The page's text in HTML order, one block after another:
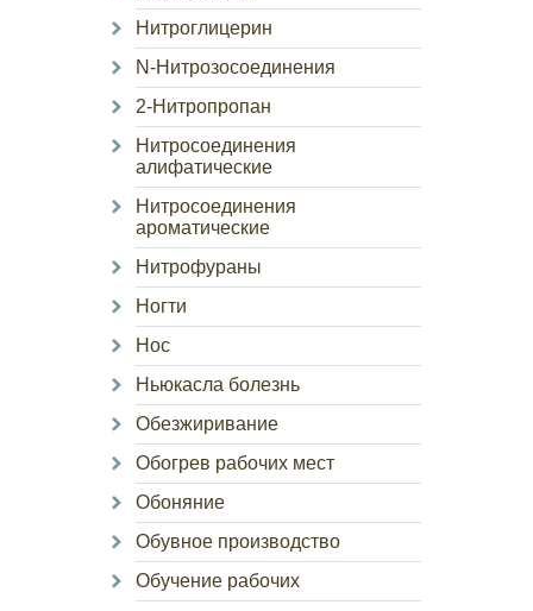
Нитроглицерин
N-Нитрозосоединения
2-Нитропропан
Нитросоединения
алифатические
Нитросоединения
ароматические
Нитрофураны
Ногти
Нос
Ньюкасла болезнь
Обезжиривание
Обогрев рабочих мест
Обоняние
Обувное производство
Обучение рабочих